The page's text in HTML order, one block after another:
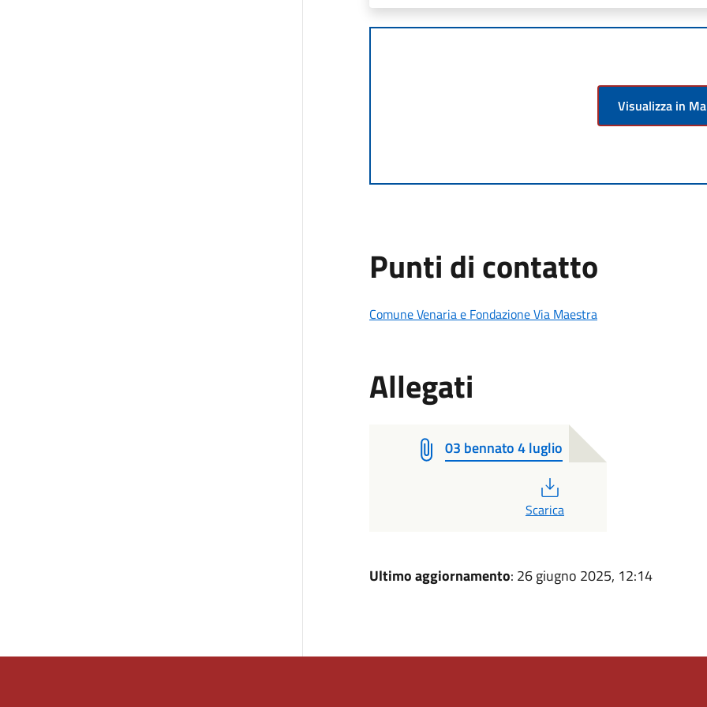
Visualizza in
Punti di contatto
Comune Venaria e Fondazione Via Maestra
Allegati
03 bennato 4 luglio
Scarica
Ultimo aggiornamento: 26 giugno 2025, 12:14